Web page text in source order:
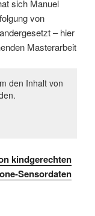
sich Manuel
von
– hier
Masterarbeit
den Inhalt von
kindgerechten
Sensordaten